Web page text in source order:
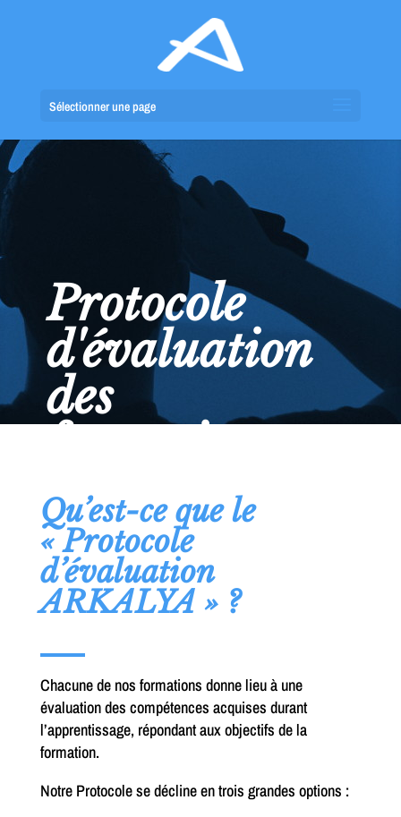
Sélectionner une page
Protocole
d'évaluation
des
formations
Qu’est-ce que le
« Protocole
d’évaluation
ARKALYA » ?
Chacune de nos formations donne lieu à une
évaluation des compétences acquises durant
l’apprentissage, répondant aux objectifs de la
formation.
Notre Protocole se décline en trois grandes options :